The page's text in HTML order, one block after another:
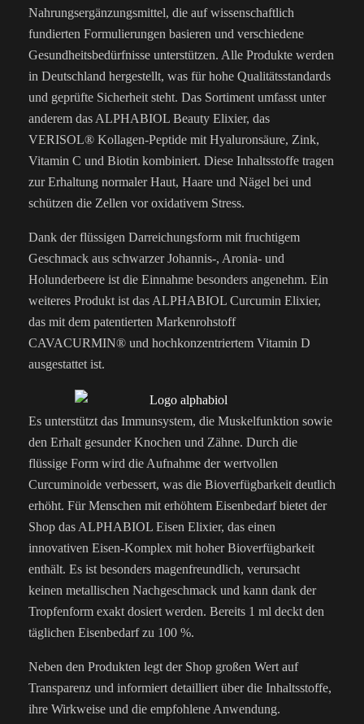
Nahrungsergänzungsmittel, die auf wissenschaftlich
fundierten Formulierungen basieren und verschiedene
Gesundheitsbedürfnisse unterstützen. Alle Produkte werden
in Deutschland hergestellt, was für hohe Qualitätsstandards
und geprüfte Sicherheit steht. Das Sortiment umfasst unter
anderem das ALPHABIOL Beauty Elixier, das
VERISOL® Kollagen-Peptide mit Hyaluronsäure, Zink,
Vitamin C und Biotin kombiniert. Diese Inhaltsstoffe tragen
zur Erhaltung normaler Haut, Haare und Nägel bei und
schützen die Zellen vor oxidativem Stress.
Dank der flüssigen Darreichungsform mit fruchtigem
Geschmack aus schwarzer Johannis-, Aronia- und
Holunderbeere ist die Einnahme besonders angenehm. Ein
weiteres Produkt ist das ALPHABIOL Curcumin Elixier,
das mit dem patentierten Markenrohstoff
CAVACURMIN® und hochkonzentriertem Vitamin D
ausgestattet ist.
Es unterstützt das Immunsystem, die Muskelfunktion sowie
den Erhalt gesunder Knochen und Zähne. Durch die
flüssige Form wird die Aufnahme der wertvollen
Curcuminoide verbessert, was die Bioverfügbarkeit deutlich
erhöht. Für Menschen mit erhöhtem Eisenbedarf bietet der
Shop das ALPHABIOL Eisen Elixier, das einen
innovativen Eisen-Komplex mit hoher Bioverfügbarkeit
enthält. Es ist besonders magenfreundlich, verursacht
keinen metallischen Nachgeschmack und kann dank der
Tropfenform exakt dosiert werden. Bereits 1 ml deckt den
täglichen Eisenbedarf zu 100 %.
Neben den Produkten legt der Shop großen Wert auf
Transparenz und informiert detailliert über die Inhaltsstoffe,
ihre Wirkweise und die empfohlene Anwendung.